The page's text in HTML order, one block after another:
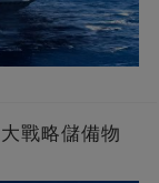
戰略儲備物